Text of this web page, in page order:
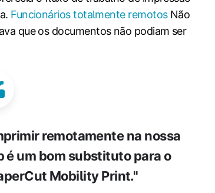
Funcionários totalmente remotosNão
que os documentos não podiam ser
remotamente na nossa
é um bom substituto para o
Mobility Print."